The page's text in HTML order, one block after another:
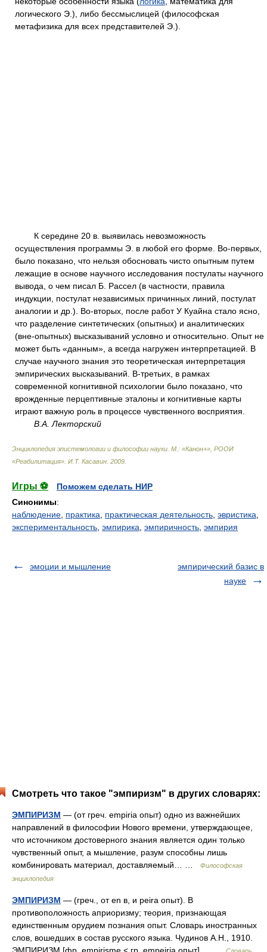
логического Э.), либо бессмыслицей (философская
метафизика для всех представителей Э.).
К середине 20 в. выявилась невозможность
осуществления программы Э. в любой его форме. Во-первых,
было показано, что нельзя обосновать чисто опытным путем
лежащие в основе научного исследования постулаты научного
вывода, о чем писал Б. Рассел (в частности, правила
индукции, постулат независимых причинных линий, постулат
аналогии и др.). Во-вторых, после работ У Куайна стало ясно,
что разделение синтетических (опытных) и аналитических
(вне-опытных) высказываний условно и относительно. Опыт не
может быть «данным», а всегда нагружен интерпретацией. В
случае научного знания это теоретическая интерпретация
эмпирических высказываний. В-третьих, в рамках
современной когнитивной психологии было показано, что
врожденные перцептивные эталоны и когнитивные карты
играют важную роль в процессе чувственного восприятия.
В.А. Лекторский
Энциклопедия эпистемологии и философии науки. М.: «Канон+», РООИ
«Реабилитация» И.Т. Касавин 2009
Игры ⚽
Поможем сделать НИР
Синонимы:
наблюдение практика практическая деятельность эвристика
экспериментальность эмпирика эмпиричность эмпирия
эмоции и мышление
эмпирический базис в
науке
Смотреть что такое "эмпиризм" в других словарях:
ЭМПИРИЗМ — (от греч. empiria опыт) одно из важнейших
направлений в философии Нового времени, утверждающее,
что источником достоверного знания является один только
чувственный опыт, а мышление, разум способны лишь
комбинировать материал, доставляемый… …
Философская
энциклопедия
ЭМПИРИЗМ — (греч., от en в, и peira опыт). В
противоположность априоризму; теория, признающая
единственным орудием познания опыт. Словарь иностранных
слов, вошедших в состав русского языка. Чудинов А.Н., 1910.